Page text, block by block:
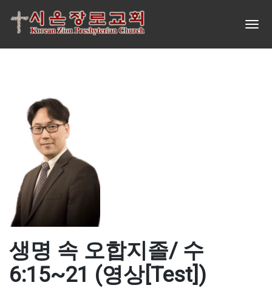
생명 속 오합지졸/ 수
6:15~21 (영상[Test])